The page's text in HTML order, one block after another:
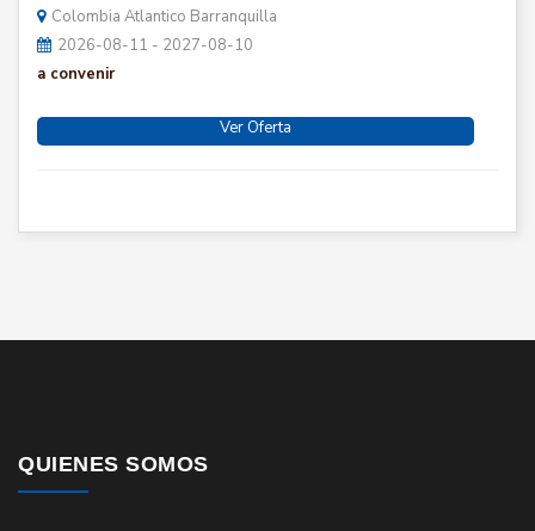
Colombia Atlantico Barranquilla
2026-08-11 - 2027-08-10
a convenir
Ver Oferta
QUIENES SOMOS